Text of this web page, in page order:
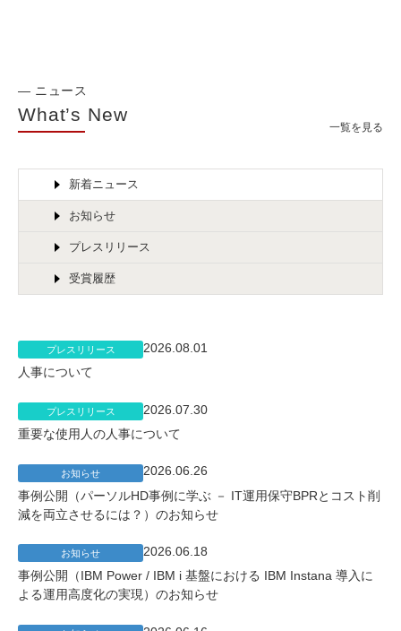
— ニュース
What’s New
一覧を見る
新着ニュース
お知らせ
プレスリリース
受賞履歴
プレスリリース
2026.08.01
人事について
プレスリリース
2026.07.30
重要な使用人の人事について
お知らせ
2026.06.26
事例公開（パーソルHD事例に学ぶ － IT運用保守BPRとコスト削
減を両立させるには？）のお知らせ
お知らせ
2026.06.18
事例公開（IBM Power / IBM i 基盤における IBM Instana 導入に
よる運用高度化の実現）のお知らせ